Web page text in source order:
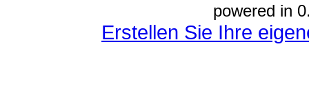
powered in
Erstellen Sie Ihre